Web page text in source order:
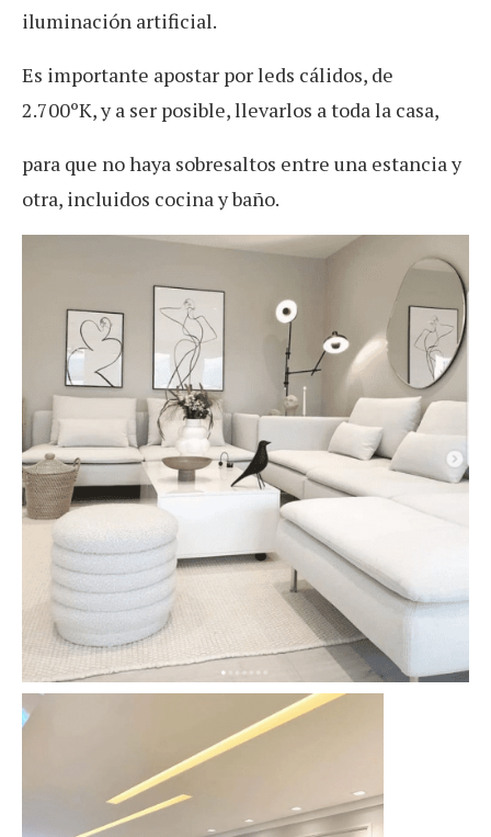
iluminación artificial.
Es importante apostar por leds cálidos, de
2.700ºK, y a ser posible, llevarlos a toda la casa,
para que no haya sobresaltos entre una estancia y
otra, incluidos cocina y baño.